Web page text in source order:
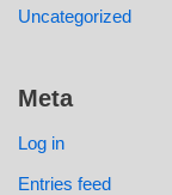
Uncategorized
Meta
Log in
Entries feed